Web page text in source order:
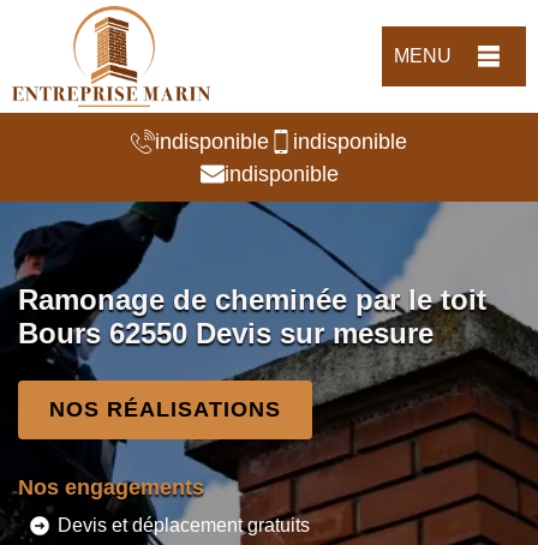
MENU
indisponible
indisponible
indisponible
Ramonage de cheminée par le toit
Bours 62550 Devis sur mesure
NOS RÉALISATIONS
Nos engagements
Devis et déplacement gratuits